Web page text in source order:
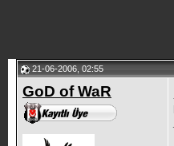
21-06-2006, 02:55
GoD of WaR